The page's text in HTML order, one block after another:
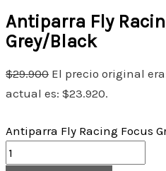
Antiparra Fly
Grey/Black
$29.900 El precio original
actual es: $23.920.
Antiparra Fly Racing Focus